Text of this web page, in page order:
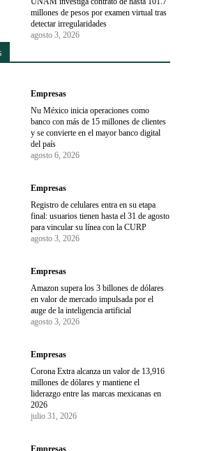
millones de pesos por examen virtual tras
detectar irregularidades
agosto 3, 2026
Empresas
Nu México inicia operaciones como
banco con más de 15 millones de clientes
y se convierte en el mayor banco digital
del país
agosto 6, 2026
Empresas
Registro de celulares entra en su etapa
final: usuarios tienen hasta el 31 de agosto
para vincular su línea con la CURP
agosto 3, 2026
Empresas
Amazon supera los 3 billones de dólares
en valor de mercado impulsada por el
auge de la inteligencia artificial
agosto 3, 2026
Empresas
Corona Extra alcanza un valor de 13,916
millones de dólares y mantiene el
liderazgo entre las marcas mexicanas en
2026
julio 31, 2026
Empresas